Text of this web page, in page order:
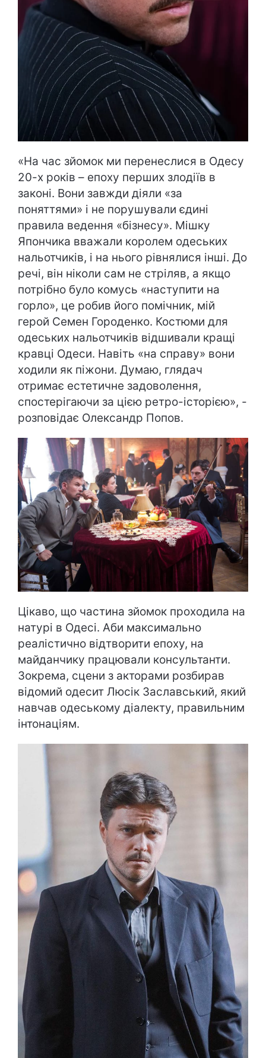
«На час зйомок ми перенеслися в Одесу
20-х років – епоху перших злодіїв в
законі. Вони завжди діяли «за
поняттями» і не порушували єдині
правила ведення «бізнесу». Мішку
Япончика вважали королем одеських
нальотчиків, і на нього рівнялися інші. До
речі, він ніколи сам не стріляв, а якщо
потрібно було комусь «наступити на
горло», це робив його помічник, мій
герой Семен Городенко. Костюми для
одеських нальотчиків відшивали кращі
кравці Одеси. Навіть «на справу» вони
ходили як піжони. Думаю, глядач
отримає естетичне задоволення,
спостерігаючи за цією ретро-історією», -
розповідає Олександр Попов.
Цікаво, що частина зйомок проходила на
натурі в Одесі. Аби максимально
реалістично відтворити епоху, на
майданчику працювали консультанти.
Зокрема, сцени з акторами розбирав
відомий одесит Люсік Заславський, який
навчав одеському діалекту, правильним
інтонаціям.